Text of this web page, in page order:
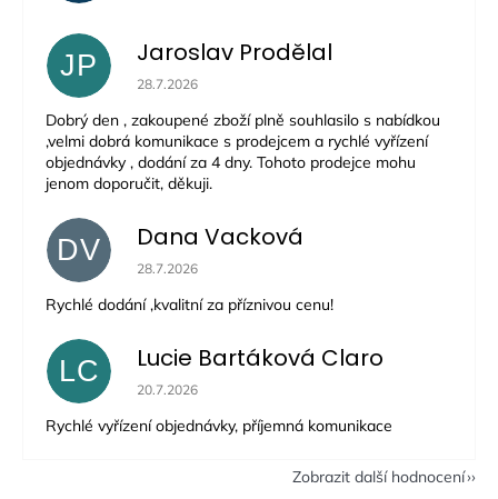
JP Jaroslav Prodělal
Hodnocení obchodu je 5 z 5 hvězdiček.
28.7.2026
Dobrý den , zakoupené zboží plně souhlasilo s nabídkou
,velmi dobrá komunikace s prodejcem a rychlé vyřízení
objednávky , dodání za 4 dny. Tohoto prodejce mohu
jenom doporučit, děkuji.
DV Dana Vacková
Hodnocení obchodu je 5 z 5 hvězdiček.
28.7.2026
Rychlé dodání ,kvalitní za příznivou cenu!
LC Lucie Bartáková Claro
Hodnocení obchodu je 5 z 5 hvězdiček.
20.7.2026
Rychlé vyřízení objednávky, příjemná komunikace
Zobrazit další hodnocení